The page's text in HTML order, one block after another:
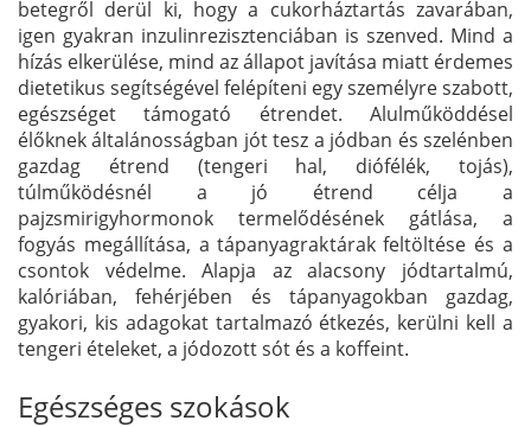
betegről derül ki, hogy a cukorháztartás zavarában,
igen gyakran inzulinrezisztenciában is szenved. Mind a
hízás elkerülése, mind az állapot javítása miatt érdemes
dietetikus segítségével felépíteni egy személyre szabott,
egészséget támogató étrendet. Alulműköddésel
élőknek általánosságban jót tesz a jódban és szelénben
gazdag étrend (tengeri hal, diófélék, tojás),
túlműködésnél a jó étrend célja a
pajzsmirigyhormonok termelődésének gátlása, a
fogyás megállítása, a tápanyagraktárak feltöltése és a
csontok védelme. Alapja az alacsony jódtartalmú,
kalóriában, fehérjében és tápanyagokban gazdag,
gyakori, kis adagokat tartalmazó étkezés, kerülni kell a
tengeri ételeket, a jódozott sót és a koffeint.
Egészséges szokások